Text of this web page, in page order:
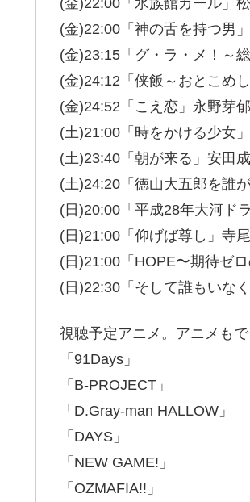
(金)22:00「神の舌を持つ男
(金)23:15「グ・ラ・メ！～
(金)24:12「侠飯～おとこめ
(金)24:52「こえ恋」永野芽
(土)21:00「時をかける少女
(土)23:40「朝が来る」安田
(土)24:20「徳山大五郎を誰
(日)20:00「平成28年大河ド
(日)21:00「仰げば尊し」寺
(日)21:00「HOPE〜期待ゼ
(日)22:30「そして誰もいな
視聴予定アニメ。アニメもで
「91Days」
「B-PROJECT」
「D.Gray-man HALLOW」
「DAYS」
「NEW GAME!」
「OZMAFIA!!」